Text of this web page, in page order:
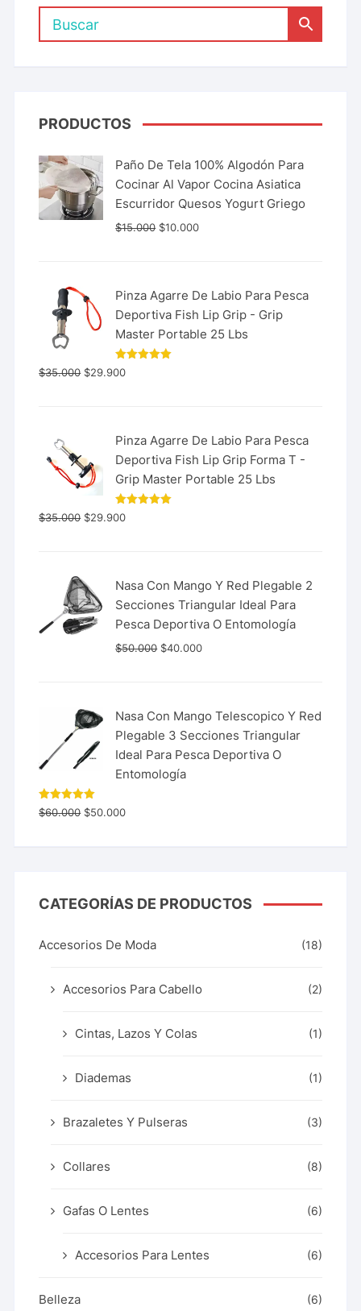
PRODUCTOS
Paño De Tela 100% Algodón Para
Cocinar Al Vapor Cocina Asiatica
Escurridor Quesos Yogurt Griego
$15.000 $10.000
Pinza Agarre De Labio Para Pesca
Deportiva Fish Lip Grip - Grip
Master Portable 25 Lbs
Valorado
con
$35.000 $29.900
Pinza Agarre De Labio Para Pesca
Deportiva Fish Lip Grip Forma T -
Grip Master Portable 25 Lbs
Valorado
con
$35.000 $29.900
Nasa Con Mango Y Red Plegable 2
Secciones Triangular Ideal Para
Pesca Deportiva O Entomología
$50.000 $40.000
Nasa Con Mango Telescopico Y Red
Plegable 3 Secciones Triangular
Ideal Para Pesca Deportiva O
Entomología
Valorado
con 5.00
$60.000 $50.000
CATEGORÍAS DE PRODUCTOS
Accesorios De Moda (18)
Accesorios Para Cabello (2)
Cintas, Lazos Y Colas (1)
Diademas (1)
Brazaletes Y Pulseras (3)
Collares (8)
Gafas O Lentes (6)
Accesorios Para Lentes (6)
Belleza (6)